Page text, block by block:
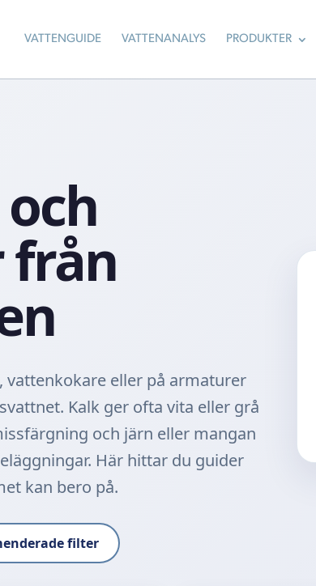
VATTENGUIDE VATTENANALYS PRODUKTER
från
vattenkokare eller på armaturer
Kalk ger ofta vita eller grå
och järn eller mangan
Här hittar du guider
kan bero på.
filter